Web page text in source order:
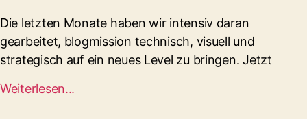
Die letzten Monate haben wir intensiv daran
gearbeitet, blogmission technisch, visuell und
strategisch auf ein neues Level zu bringen. Jetzt
Weiterlesen...